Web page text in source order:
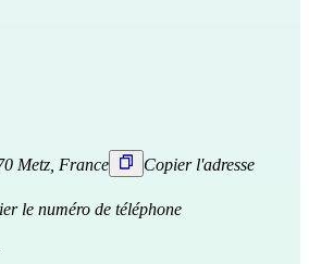
Metz, France Copier l'adresse
le numéro de téléphone